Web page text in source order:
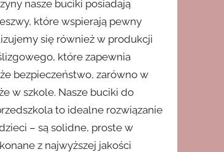
nasze buciki posiadają
które wspierają pewny
się również w produkcji
które zapewnia
bezpieczeństwo, zarówno w
w szkole. Nasze buciki do
to idealne rozwiązanie
– są solidne, proste w
z najwyższej jakości